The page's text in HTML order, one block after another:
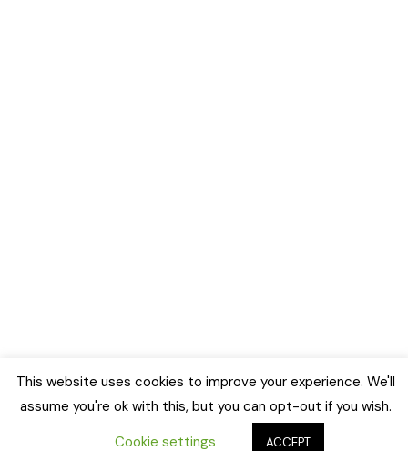
This website uses cookies to improve your experience. We'll
assume you're ok with this, but you can opt-out if you wish.
Cookie settings
ACCEPT